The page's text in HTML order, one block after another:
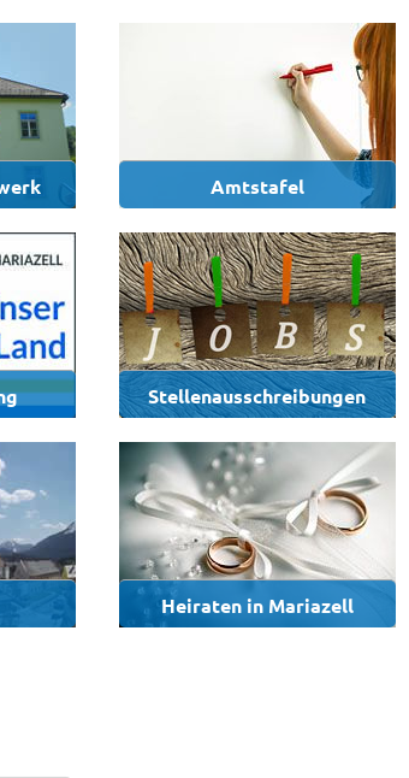
Amtstafel
Stellenausschreibungen
Heiraten in Mariazell